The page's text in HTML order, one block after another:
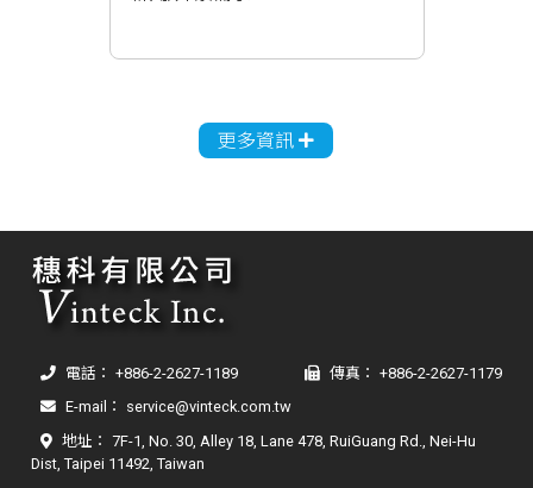
更多資訊
電話：+886-2-2627-1189
傳真： +886-2-2627-1179
E-mail： service@vinteck.com.tw
地址：7F-1, No. 30, Alley 18, Lane 478, RuiGuang Rd., Nei-Hu
Dist, Taipei 11492, Taiwan